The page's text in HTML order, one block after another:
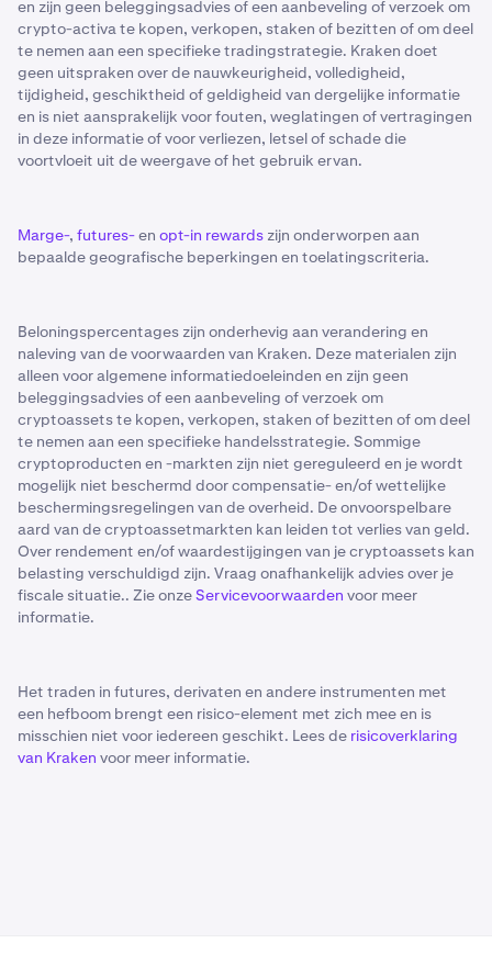
en zijn geen beleggingsadvies of een aanbeveling of verzoek om
crypto-activa te kopen, verkopen, staken of bezitten of om deel
te nemen aan een specifieke tradingstrategie. Kraken doet
geen uitspraken over de nauwkeurigheid, volledigheid,
tijdigheid, geschiktheid of geldigheid van dergelijke informatie
en is niet aansprakelijk voor fouten, weglatingen of vertragingen
in deze informatie of voor verliezen, letsel of schade die
voortvloeit uit de weergave of het gebruik ervan.
Marge-, futures-en opt-in rewards zijn onderworpen aan
bepaalde geografische beperkingen en toelatingscriteria.
Beloningspercentages zijn onderhevig aan verandering en
naleving van de voorwaarden van Kraken. Deze materialen zijn
alleen voor algemene informatiedoeleinden en zijn geen
beleggingsadvies of een aanbeveling of verzoek om
cryptoassets te kopen, verkopen, staken of bezitten of om deel
te nemen aan een specifieke handelsstrategie. Sommige
cryptoproducten en -markten zijn niet gereguleerd en je wordt
mogelijk niet beschermd door compensatie- en/of wettelijke
beschermingsregelingen van de overheid. De onvoorspelbare
aard van de cryptoassetmarkten kan leiden tot verlies van geld.
Over rendement en/of waardestijgingen van je cryptoassets kan
belasting verschuldigd zijn. Vraag onafhankelijk advies over je
fiscale situatie.. Zie onzeServicevoorwaarden voor meer
informatie.
Het traden in futures, derivaten en andere instrumenten met
een hefboom brengt een risico-element met zich mee en is
misschien niet voor iedereen geschikt. Lees de risicoverklaring
van Kraken voor meer informatie.